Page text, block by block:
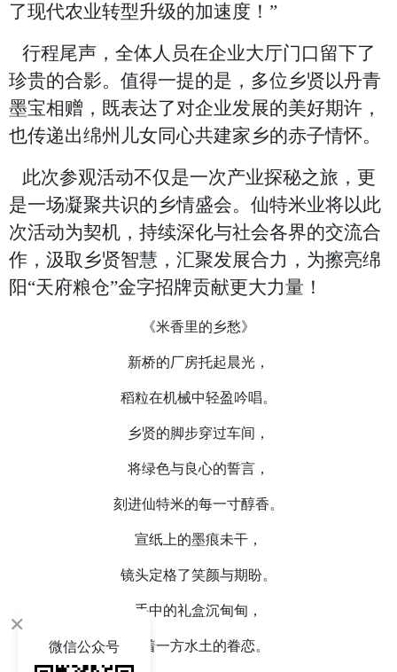
了现代农业转型升级的加速度！”
行程尾声，全体人员在企业大厅门口留下了
珍贵的合影。值得一提的是，多位乡贤以丹青
墨宝相赠，既表达了对企业发展的美好期许，
也传递出绵州儿女同心共建家乡的赤子情怀。
此次参观活动不仅是一次产业探秘之旅，更
是一场凝聚共识的乡情盛会。仙特米业将以此
次活动为契机，持续深化与社会各界的交流合
作，汲取乡贤智慧，汇聚发展合力，为擦亮绵
阳“天府粮仓”金字招牌贡献更大力量！
《米香里的乡愁》
新桥的厂房托起晨光，
稻粒在机械中轻盈吟唱。
乡贤的脚步穿过车间，
将绿色与良心的誓言，
刻进仙特米的每一寸醇香。
宣纸上的墨痕未干，
镜头定格了笑颜与期盼。
手中的礼盒沉甸甸，
装着一方水土的眷恋。
×
微信公众号